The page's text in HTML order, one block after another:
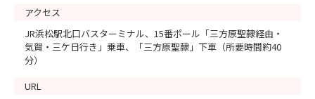
アクセス
JR浜松駅北口バスターミナル、15番ポール「三方原聖隷経由・
気賀・三ケ日行き」乗車、「三方原聖隷」下車（所要時間約40
分）
URL